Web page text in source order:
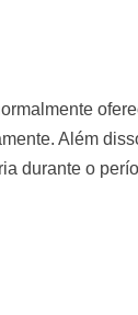
Além
durante o